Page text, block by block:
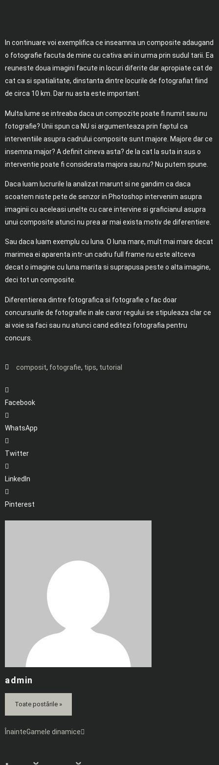
In continuare voi exemplifica ce inseamna un composite adaugand
o fotografie facuta de mine cu cativa ani in urma prin sudul tarii. Ea
reuneste doua imagini facute in locuri diferite dar apropiate cat de
cat ca si spatialitate, dinstanta dintre locurile de fotografiat fiind
de circa 10 km. Dar nu asta este important.
Multa lume se intreaba daca un compozite poate fi numit sau nu
fotografie? Unii spun ca NU si argumenteaza prin faptul ca
interventiile asupra cadrului composite sunt majore. Majore dar ce
insemna major? A definit cineva asta? de la cat la suta in sus o
interventie poate fi considerata majora sau nu? Nu putem spune.
Daca luam lucrurile la analizat marunt si ne gandim ca daca
scoatem niste pete de senzor in Photoshop intervenim asupra
imaginii cu aceleasi unelte cu care intervine si graficianul asupra
unui composite atunci nu prea ar mai exista motiv de diferentiere.
Sau daca luam exemplu cu luna. O luna mare, mult mai mare decat
marimea ei aparenta intr-un cadru full frame nu este altceva
decat o imagine cu luna marita si suprapusa peste o alta imagine,
deci tot un composite.
Diferentierea dintre fotografica si fotografie o fac doar
concursurile de fotografie in ale caror regului se stipuleaza clar ce
ai voie sa faci sau nu atunci cand editezi fotografia pentru
concurs.
composit, fotografie, tips, tutorial
Facebook
WhatsApp
Twitter
LinkedIn
Pinterest
admin
Toate postările »
ÎnainteGamele dinamice